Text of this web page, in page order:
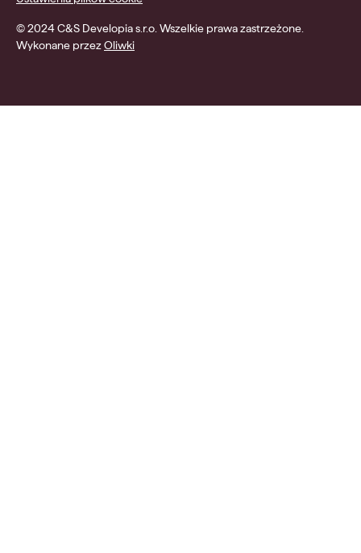
© 2024 C&S Developia s.r.o. Wszelkie prawa zastrzeżone.
Wykonane przezOliwki